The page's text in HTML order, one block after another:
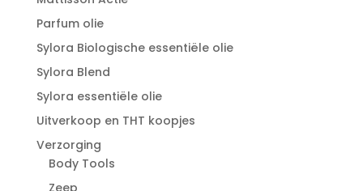
Parfum olie
Sylora Biologische essentiële olie
Sylora Blend
Sylora essentiële olie
Uitverkoop en THT koopjes
Verzorging
Body Tools
Zeep